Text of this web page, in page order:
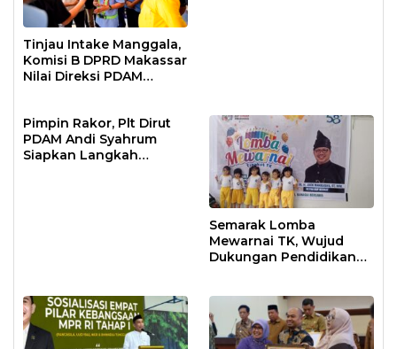
Tinjau Intake Manggala,
Komisi B DPRD Makassar
Nilai Direksi PDAM
Pimpin Rakor, Plt Dirut
PDAM Andi Syahrum
Siapkan Langkah
Semarak Lomba
Mewarnai TK, Wujud
Dukungan Pendidikan